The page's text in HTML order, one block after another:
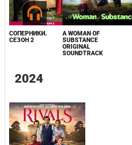
СОПЕРНИКИ.
СЕЗОН 2
A WOMAN OF
SUBSTANCE
ORIGINAL
SOUNDTRACK
2024